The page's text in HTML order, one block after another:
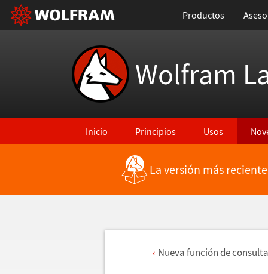
Productos
Wolfram
Inicio Principios Usos
La versión más
Nueva función de